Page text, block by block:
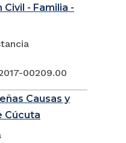
- Familia -
00209.00
Causas y
Cúcuta